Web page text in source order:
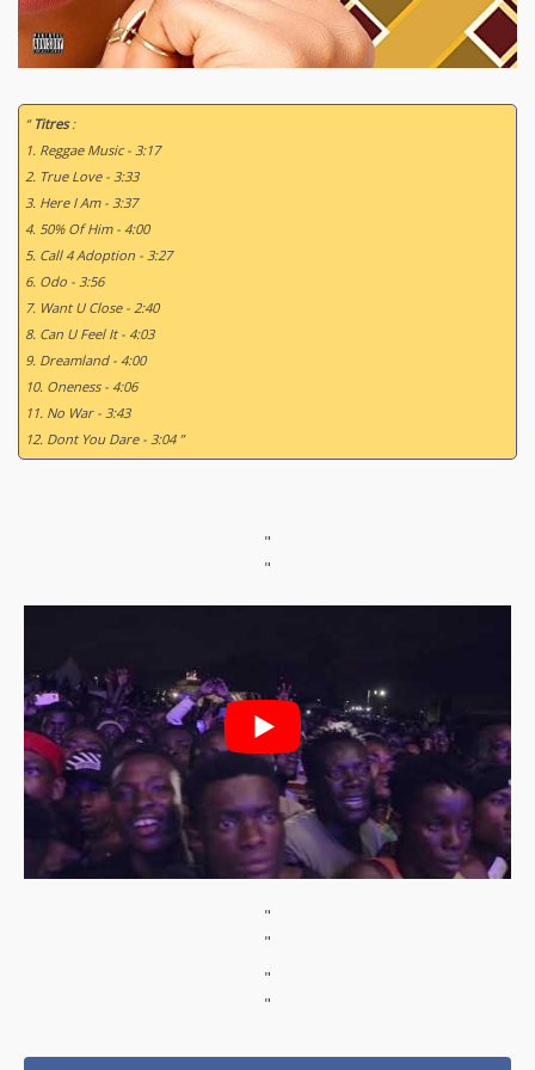
“ Titres:
1. Reggae Music - 3:17
2. True Love - 3:33
3. Here I Am - 3:37
4. 50% Of Him - 4:00
5. Call 4 Adoption - 3:27
6. Odo - 3:56
7. Want U Close - 2:40
8. Can U Feel It - 4:03
9. Dreamland - 4:00
10. Oneness - 4:06
11. No War - 3:43
12. Dont You Dare - 3:04 ”
"
"
"
"
"
"